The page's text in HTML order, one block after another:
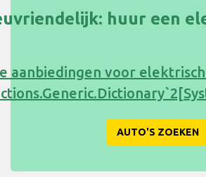
huur een
aanbiedingen voor
AUTO'S ZOEKEN